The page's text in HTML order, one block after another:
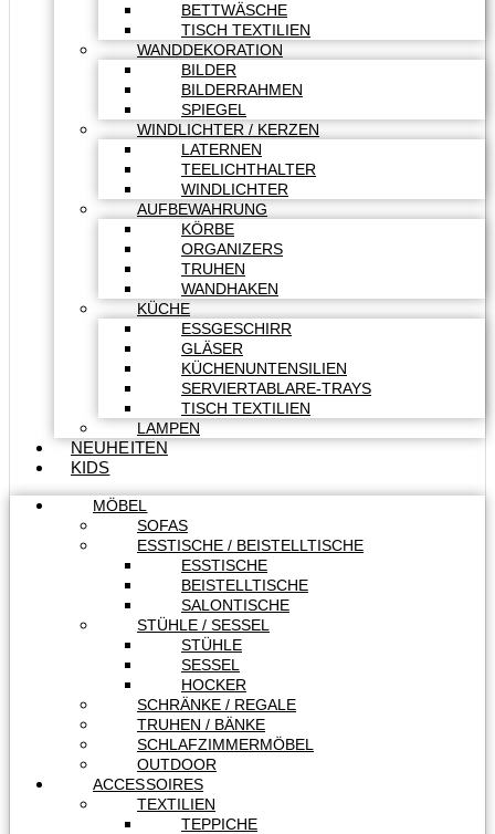
BETTWÄSCHE
TISCH TEXTILIEN
WANDDEKORATION
BILDER
BILDERRAHMEN
SPIEGEL
WINDLICHTER / KERZEN
LATERNEN
TEELICHTHALTER
WINDLICHTER
AUFBEWAHRUNG
KÖRBE
ORGANIZERS
TRUHEN
WANDHAKEN
KÜCHE
ESSGESCHIRR
GLÄSER
KÜCHENUNTENSILIEN
SERVIERTABLARE-TRAYS
TISCH TEXTILIEN
LAMPEN
NEUHEITEN
KIDS
MÖBEL
SOFAS
ESSTISCHE / BEISTELLTISCHE
ESSTISCHE
BEISTELLTISCHE
SALONTISCHE
STÜHLE / SESSEL
STÜHLE
SESSEL
HOCKER
SCHRÄNKE / REGALE
TRUHEN / BÄNKE
SCHLAFZIMMERMÖBEL
OUTDOOR
ACCESSOIRES
TEXTILIEN
TEPPICHE